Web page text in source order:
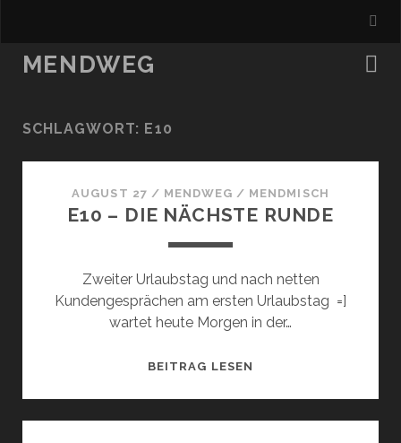
MENDWEG
SCHLAGWORT: E10
AUGUST 27 / MENDWEG / MENDMISCH
E10 – DIE NÄCHSTE RUNDE
Zweiter Urlaubstag und nach netten
Kundengesprächen am ersten Urlaubstag =]
wartet heute Morgen in der…
BEITRAG LESEN